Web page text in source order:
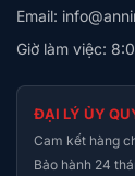
Email:
Giờ làm việc:
ĐẠI LÝ ỦY
Cam kết hàng
Bảo hành 24